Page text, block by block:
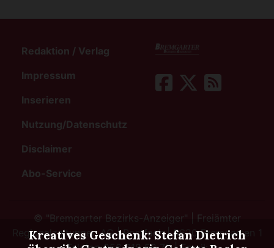
Kreatives Geschenk: Stefan Dietrich
Redaktion / Verlag
Impressum
Inserieren
Nutzung/Datenschutz
Disclaimer
Abo-Service
© "Bremgarter Bezirks-Anzeiger" | Freiämter
Regionalzeitungen AG | Postfach | 5620 Bremgarten 1